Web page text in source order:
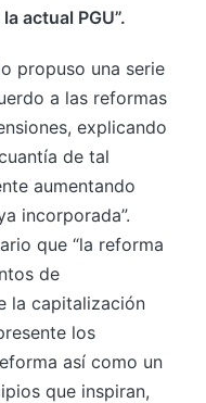
actual PGU”.
propuso una serie
a las reformas
explicando
de tal
aumentando
incorporada”.
que “la reforma
de
la capitalización
los
así como un
que inspiran,